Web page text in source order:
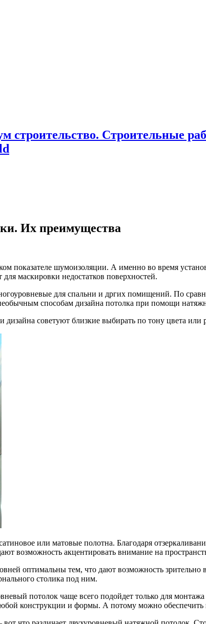
cтроительство. Cтроительные
Их преимущества
показателе шумоизоляции. А именно во время
маскировки недостатков поверхностей.
для спальни и дргих помищений. По
способам дизайна потолка при помощи
советуют близкие выбирать по тону цвета
или матовые полотна. Благодаря
возможность акцентировать внимание на
оптимальны тем, что дают возможность
столика под ним.
потолок чаще всего подойдет только для
конструкции и формы. А потому можно